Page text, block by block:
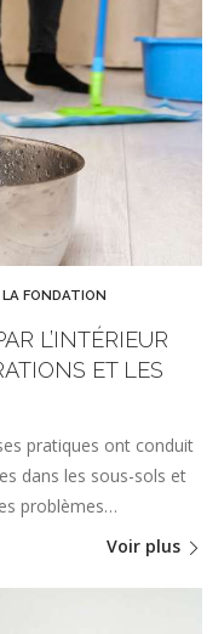
FONDATION
L’INTÉRIEUR
ET LES
pratiques ont conduit
dans les sous-sols et
problèmes…
Voir plus